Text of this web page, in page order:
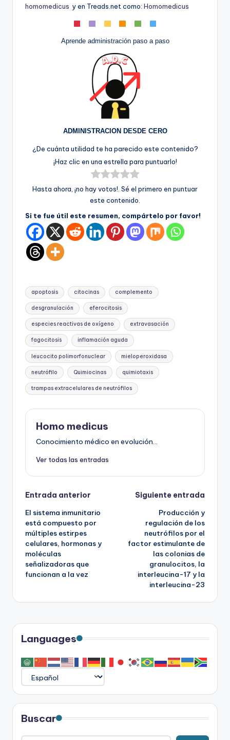
homomedicus y en Treads.net como: Homomedicus
Aprende administración paso a paso
ADMINISTRACION DESDE CERO
¿De cuánta utilidad te ha parecido este contenido?
¡Haz clic en una estrella para puntuarlo!
Hasta ahora, ¡no hay votos!. Sé el primero en puntuar
este contenido.
Si te fue útil este resumen, compártelo por favor!
Etiquetas:
apoptosis citocinas complemento
desgranulación eferocitosis
especies reactivas de oxígeno extravasación
fagocitosis inflamación aguda
leucocito polimorfonuclear mieloperoxidasa
neutrófilo Quimiocinas quimiotaxis
trampas extracelulares de neutrófilos
Homo medicus
Conocimiento médico en evolución...
Ver todas las entradas
Navegación
de
entradas
Entrada anterior
El sistema inmunitario
está compuesto por
múltiples estirpes
celulares, hormonas y
moléculas
señalizadoras que
funcionan a la vez
Siguiente entrada
Producción y
regulación de los
neutrófilos por el
factor estimulante de
las colonias de
granulocitos, la
interleucina-17 y la
interleucina-23
Languages
Buscar